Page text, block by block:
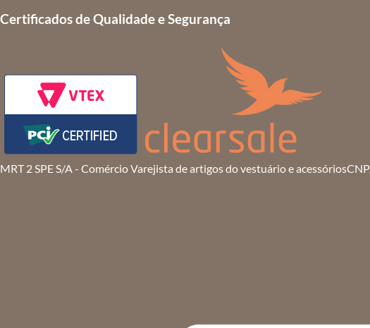
Certificados de Qualidade e Segurança
MRT 2 SPE S/A - Comércio Varejista de artigos do vestuário e acessórios